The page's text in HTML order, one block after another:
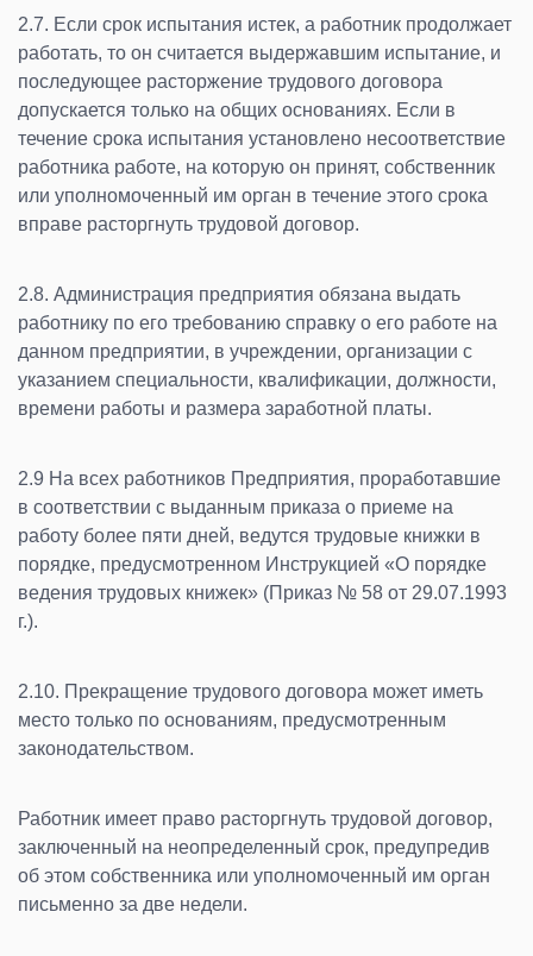
2.7. Если срок испытания истек, а работник продолжает
работать, то он считается выдержавшим испытание, и
последующее расторжение трудового договора
допускается только на общих основаниях. Если в
течение срока испытания установлено несоответствие
работника работе, на которую он принят, собственник
или уполномоченный им орган в течение этого срока
вправе расторгнуть трудовой договор.
2.8. Администрация предприятия обязана выдать
работнику по его требованию справку о его работе на
данном предприятии, в учреждении, организации с
указанием специальности, квалификации, должности,
времени работы и размера заработной платы.
2.9 На всех работников Предприятия, проработавшие
в соответствии с выданным приказа о приеме на
работу более пяти дней, ведутся трудовые книжки в
порядке, предусмотренном Инструкцией «О порядке
ведения трудовых книжек» (Приказ № 58 от 29.07.1993
г.).
2.10. Прекращение трудового договора может иметь
место только по основаниям, предусмотренным
законодательством.
Работник имеет право расторгнуть трудовой договор,
заключенный на неопределенный срок, предупредив
об этом собственника или уполномоченный им орган
письменно за две недели.